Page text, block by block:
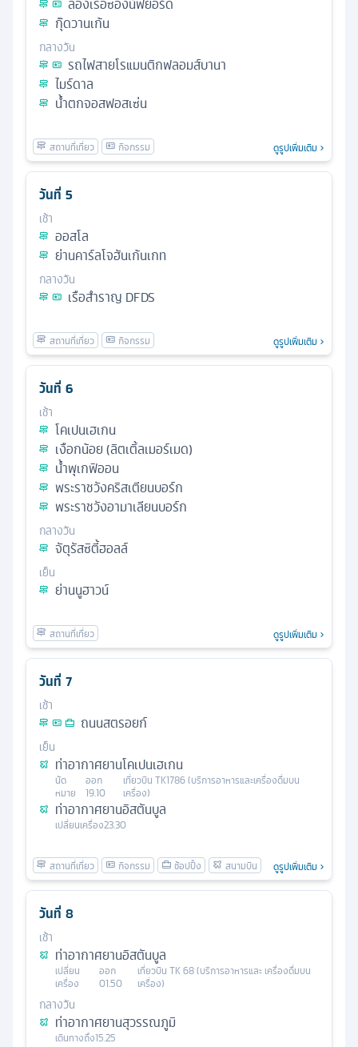
กุ๊ดวานเก้น
กลางวัน
รถไฟสายโรแมนติกฟลอมส์บานา
ไมร์ดาล
น้ำตกจอสฟอสเซ่น
ดูรูปเพิ่มเติม
วันที่ 5
เช้า
ออสโล
ย่านคาร์ลโจฮันเก้นเกท
กลางวัน
เรือสำราญ DFDS
ดูรูปเพิ่มเติม
วันที่ 6
เช้า
โคเปนเฮเกน
เงือกน้อย (ลิตเติ้ลเมอร์เมด)
น้ำพุเกฟิออน
พระราชวังคริสเตียนบอร์ก
พระราชวังอามาเลียนบอร์ก
กลางวัน
จัตุรัสซิตี้ฮอลล์
เย็น
ย่านนูฮาวน์
ดูรูปเพิ่มเติม
วันที่ 7
เช้า
ถนนสตรอยก์
เย็น
ท่าอากาศยานโคเปนเฮเกน
นัด
หมาย
ออก
19.10
เที่ยวบินTK1786 (บริการอาหารและเครื่องดื่มบน
เครื่อง)
ท่าอากาศยานอิสตันบูล
เปลี่ยนเครื่อง23.30
ดูรูปเพิ่มเติม
วันที่ 8
เช้า
ท่าอากาศยานอิสตันบูล
เปลี่ยน
เครื่อง
ออก
01.50
เที่ยวบินTK 68 (บริการอาหารและ เครื่องดื่มบน
เครื่อง)
กลางวัน
ท่าอากาศยานสุวรรณภูมิ
เดินทางถึง15.25